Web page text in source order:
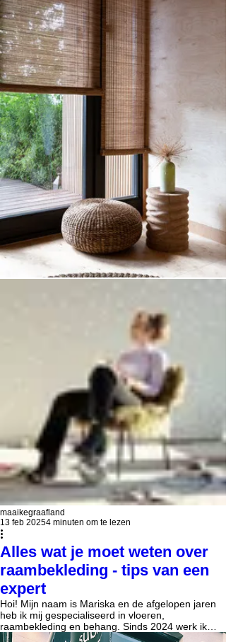
maaikegraafland
13 feb 20254 minuten om te lezen
Alles wat je moet weten over
raambekleding - tips van een
expert
Hoi! Mijn naam is Mariska en de afgelopen jaren
heb ik mij gespecialiseerd in vloeren,
raambekleding en behang. Sinds 2024 werk ik
als...